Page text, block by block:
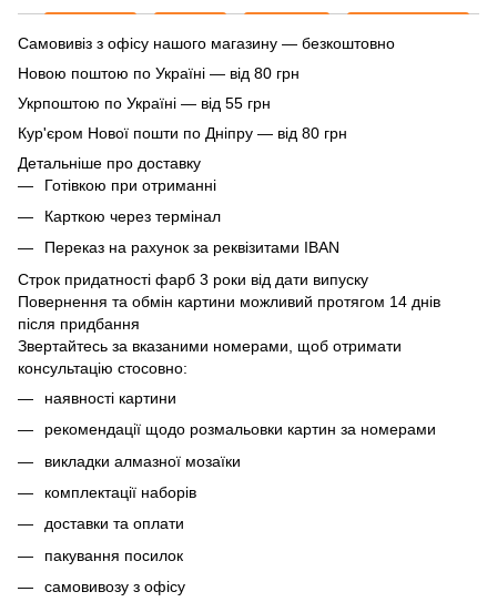
Самовивіз з офісу нашого магазину — безкоштовно
Новою поштою по Україні — від 80 грн
Укрпоштою по Україні — від 55 грн
Кур'єром Нової пошти по Дніпру — від 80 грн
Детальніше про доставку
Готівкою при отриманні
Карткою через термінал
Переказ на рахунок за реквізитами IBAN
Строк придатності фарб 3 роки від дати випуску
Повернення та обмін картини можливий протягом 14 днів
після придбання
Звертайтесь за вказаними номерами, щоб отримати
консультацію стосовно:
наявності картини
рекомендації щодо розмальовки картин за номерами
викладки алмазної мозаїки
комплектації наборів
доставки та оплати
пакування посилок
самовивозу з офісу